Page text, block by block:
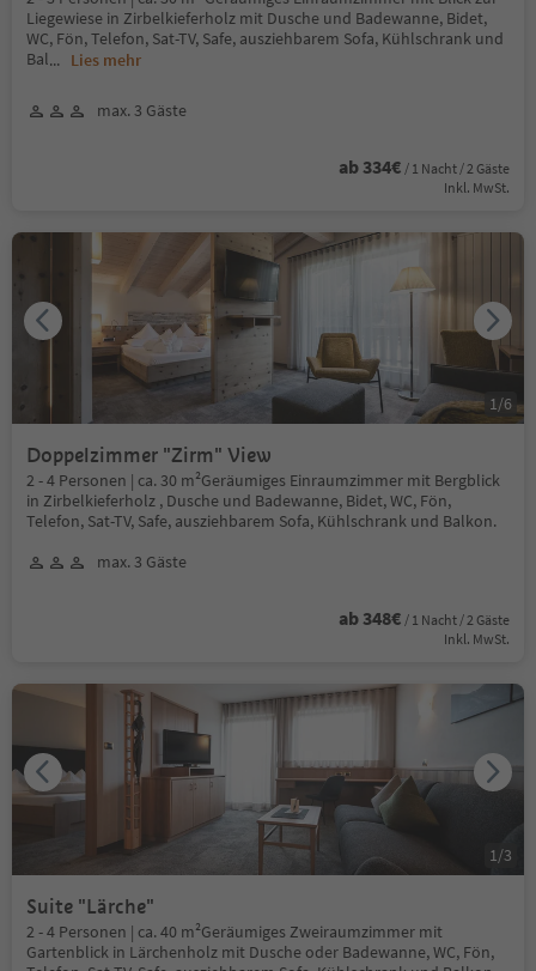
Liegewiese in Zirbelkieferholz mit Dusche und Badewanne, Bidet,
WC, Fön, Telefon, Sat-TV, Safe, ausziehbarem Sofa, Kühlschrank und
Bal... Lies mehr
max. 3 Gäste
ab 334€ / 1 Nacht / 2 Gäste
Inkl. MwSt.
Doppelzimmer "Zirm" View
2 - 4 Personen | ca. 30 m²Geräumiges Einraumzimmer mit Bergblick
in Zirbelkieferholz , Dusche und Badewanne, Bidet, WC, Fön,
Telefon, Sat-TV, Safe, ausziehbarem Sofa, Kühlschrank und Balkon.
max. 3 Gäste
ab 348€ / 1 Nacht / 2 Gäste
Inkl. MwSt.
1/6
Suite "Lärche"
2 - 4 Personen | ca. 40 m²Geräumiges Zweiraumzimmer mit
Gartenblick in Lärchenholz mit Dusche oder Badewanne, WC, Fön,
1/3